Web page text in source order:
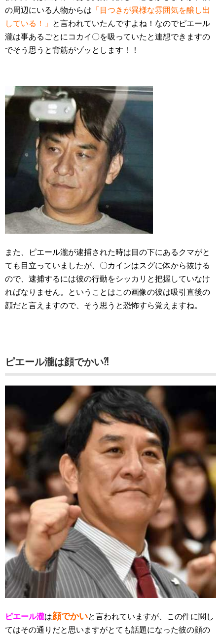
の周辺にいる人物からは 「目つきが異様な雰囲気を醸し出
している！」
と言われていたんですよね！なのでピエール
瀧は事あるごとにコカイ〇を吸っていたと連想できますの
でそう思うと背筋がゾッとします！！
また、ピエール瀧が逮捕された時は目の下にあるクマがと
ても目立っていましたが、〇カインはスグに体から抜ける
ので、逮捕するには彼の行動をシッカリと把握していなけ
ればなりません。ということはこの画像の彼は吸引直後の
顔だと言えますので、そう思うと恐怖すら覚えますね。
ピエール瀧は顔でかい⁈
ピエール瀧は顔でかいと言われていますが、この件に関し
てはその通りだと思いますがとても話題になった彼の顔の